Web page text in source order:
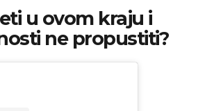
u ovom kraju i
ne propustiti?